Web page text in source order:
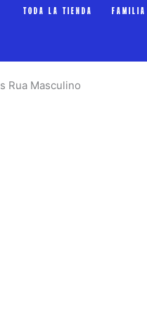
TODA LA TIENDA FAMILIA
Rua Masculino